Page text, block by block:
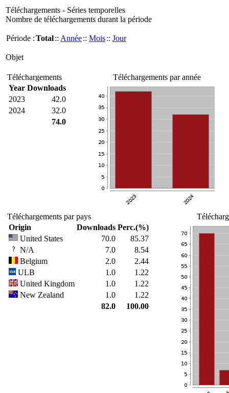
Téléchargements - Séries temporelles
Nombre de téléchargements durant la période
Période :Total:: Année:: Mois:: Jour
Objet
Téléchargements
Year Downloads
2023
42.0
2024
32.0
74.0
Téléchargements par année
Téléchargements par pays
Origin
Downloads Perc.(%)
United States
70.0
85.37
N/A
7.0
8.54
Belgium
2.0
2.44
ULB
1.0
1.22
United Kingdom
1.0
1.22
New Zealand
1.0
1.22
82.0
100.00